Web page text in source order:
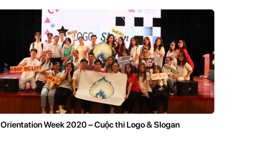
Orientation Week 2020 – Cuộc thi Logo & Slogan